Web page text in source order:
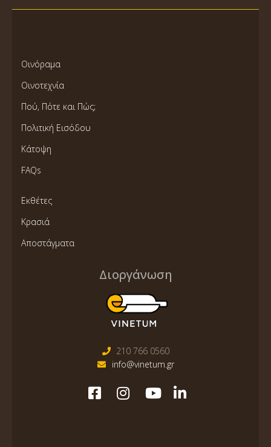
Οινόραμα
Οινοτεχνία
Πού, Πότε και Πώς;
Πολιτική Εισόδου
Κάτοψη
FAQs
Εκθέτες
Κρασιά
Αποστάγματα
Διοργάνωση
210 766 0560
info@vinetum.gr